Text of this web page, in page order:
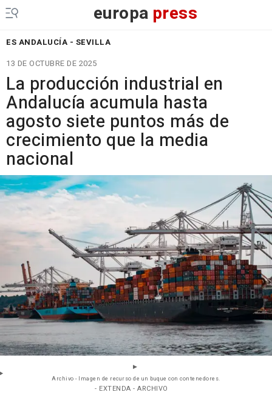
europa press
ES ANDALUCÍA - SEVILLA
13 DE OCTUBRE DE 2025
La producción industrial en
Andalucía acumula hasta
agosto siete puntos más de
crecimiento que la media
nacional
Archivo - Imagen de recurso de un buque con contenedores.
- EXTENDA - ARCHIVO